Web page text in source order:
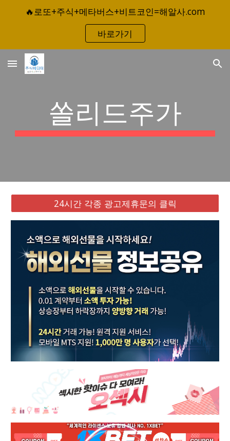
Skip to main content Skip to navigation
🔥로또+주식+메타버스+비트코인=해알사.com
바로가기
쏠리드주가
24시간 각종 광고제휴문의 클릭